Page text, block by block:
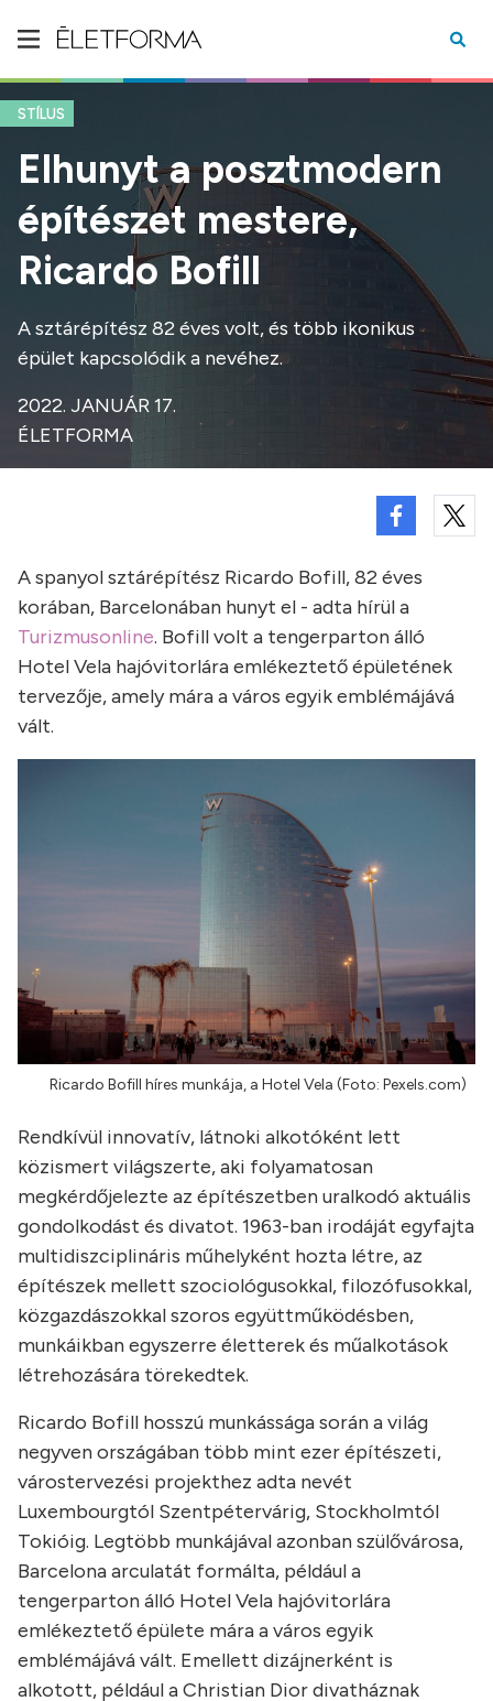
STÍLUS
Elhunyt a posztmodern
építészet mestere,
Ricardo Bofill
A sztárépítész 82 éves volt, és több ikonikus
épület kapcsolódik a nevéhez.
2022. JANUÁR 17.
ÉLETFORMA
A spanyol sztárépítész Ricardo Bofill, 82 éves
korában, Barcelonában hunyt el - adta hírül a
Turizmusonline. Bofill volt a tengerparton álló
Hotel Vela hajóvitorlára emlékeztető épületének
tervezője, amely mára a város egyik emblémájává
vált.
Ricardo Bofill híres munkája, a Hotel Vela (Foto: Pexels.com)
Rendkívül innovatív, látnoki alkotóként lett
közismert világszerte, aki folyamatosan
megkérdőjelezte az építészetben uralkodó aktuális
gondolkodást és divatot. 1963-ban irodáját egyfajta
multidiszciplináris műhelyként hozta létre, az
építészek mellett szociológusokkal, filozófusokkal,
közgazdászokkal szoros együttműködésben,
munkáikban egyszerre életterek és műalkotások
létrehozására törekedtek.
Ricardo Bofill hosszú munkássága során a világ
negyven országában több mint ezer építészeti,
várostervezési projekthez adta nevét
Luxembourgtól Szentpétervárig, Stockholmtól
Tokióig. Legtöbb munkájával azonban szülővárosa,
Barcelona arculatát formálta, például a
tengerparton álló Hotel Vela hajóvitorlára
emlékeztető épülete mára a város egyik
emblémájává vált. Emellett dizájnerként is
alkotott, például a Christian Dior divatháznak